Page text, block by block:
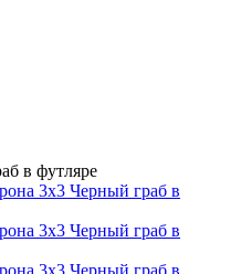
в футляре